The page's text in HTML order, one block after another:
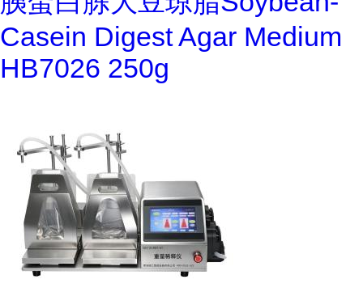
Casein Digest Agar Medium
HB7026 250g